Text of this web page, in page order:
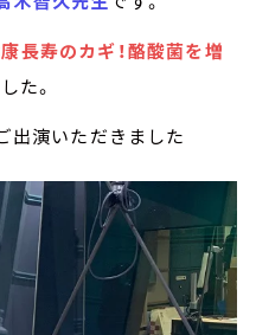
康長寿のカギ！酪酸菌を増
た。
出演いただきました